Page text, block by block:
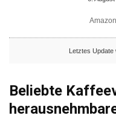
Letztes Update
Beliebte